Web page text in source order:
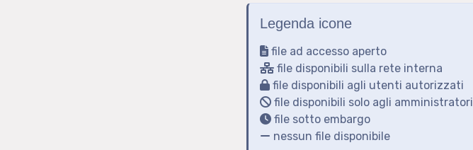
Legenda icone
file ad accesso aperto
file disponibili sulla rete interna
file disponibili agli utenti autorizzati
file disponibili solo agli amministratori
file sotto embargo
nessun file disponibile